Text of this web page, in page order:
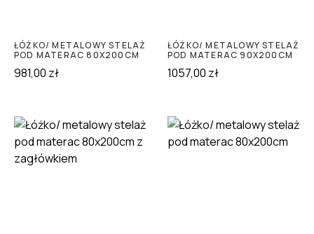
ŁÓŻKO/ METALOWY STELAŻ
POD MATERAC 80X200CM
981,00 zł
ŁÓŻKO/ METALOWY STELAŻ
POD MATERAC 90X200CM
1057,00 zł